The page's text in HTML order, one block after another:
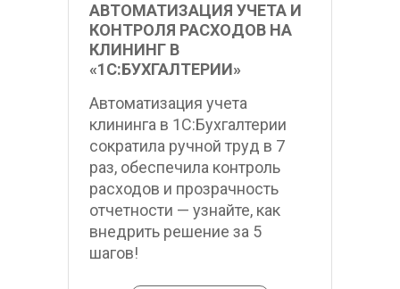
АВТОМАТИЗАЦИЯ УЧЕТА И
КОНТРОЛЯ РАСХОДОВ НА
КЛИНИНГ В
«1С:БУХГАЛТЕРИИ»
Автоматизация учета
клининга в 1С:Бухгалтерии
сократила ручной труд в 7
раз, обеспечила контроль
расходов и прозрачность
отчетности — узнайте, как
внедрить решение за 5
шагов!